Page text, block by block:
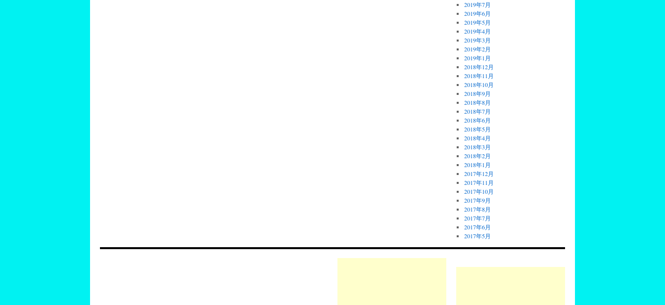
2019年7月
2019年6月
2019年5月
2019年4月
2019年3月
2019年2月
2019年1月
2018年12月
2018年11月
2018年10月
2018年9月
2018年8月
2018年7月
2018年6月
2018年5月
2018年4月
2018年3月
2018年2月
2018年1月
2017年12月
2017年11月
2017年10月
2017年9月
2017年8月
2017年7月
2017年6月
2017年5月